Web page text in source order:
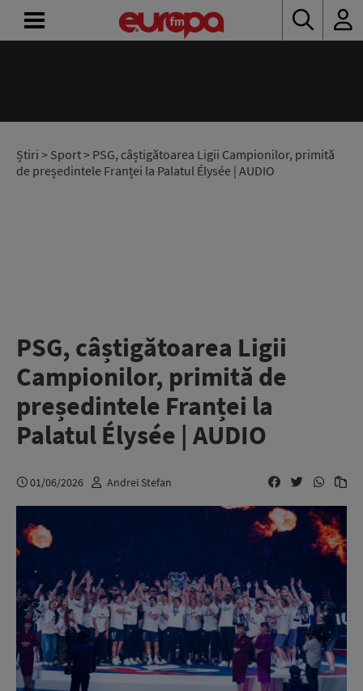
Știri > Sport> PSG, câștigătoarea Ligii Campionilor, primită
de președintele Franței la Palatul Élysée | AUDIO
PSG, câștigătoarea Ligii
Campionilor, primită de
președintele Franței la
Palatul Élysée | AUDIO
01/06/2026 Andrei Stefan
RADIO